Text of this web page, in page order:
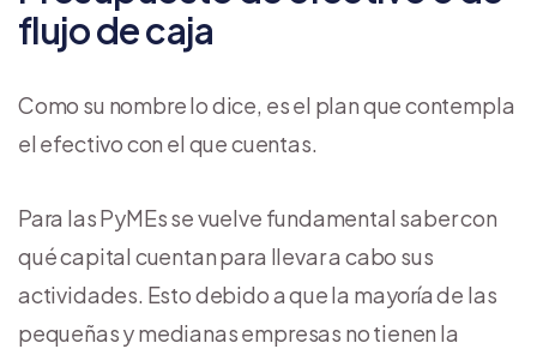
flujo de caja
Como su nombre lo dice, es el plan que contempla
el efectivo con el que cuentas.
Para las PyMEs se vuelve fundamental saber con
qué capital cuentan para llevar a cabo sus
actividades. Esto debido a que la mayoría de las
pequeñas y medianas empresas no tienen la